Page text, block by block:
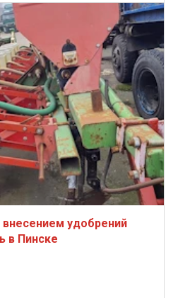
внесением удобрений
в Пинске